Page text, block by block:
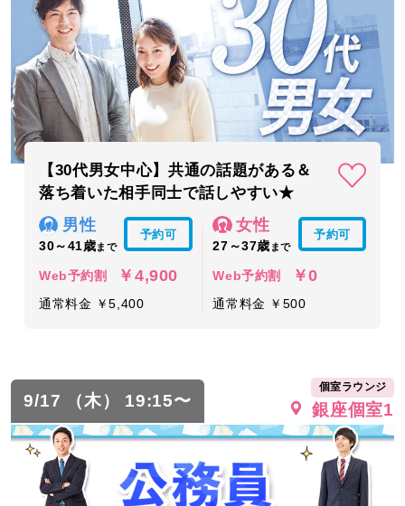
【30代男女中心】共通の話題がある＆
落ち着いた相手同士で話しやすい★
男性
30～41歳まで
予約可
Web予約割 ￥4,900
通常料金 ￥5,400
女性
27～37歳 まで
予約可
Web予約割 ￥0
通常料金 ￥500
9/17 （木） 19:15〜
個室ラウンジ
銀座個室1